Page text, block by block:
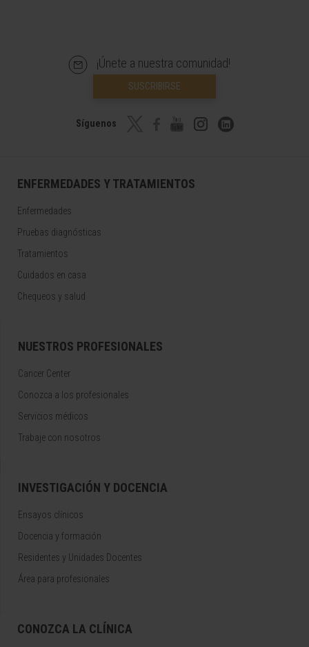
¡Únete a nuestra comunidad!
SUSCRIBIRSE
Síguenos
ENFERMEDADES Y TRATAMIENTOS
Enfermedades
Pruebas diagnósticas
Tratamientos
Cuidados en casa
Chequeos y salud
NUESTROS PROFESIONALES
Cancer Center
Conozca a los profesionales
Servicios médicos
Trabaje con nosotros
INVESTIGACIÓN Y DOCENCIA
Ensayos clínicos
Docencia y formación
Residentes y Unidades Docentes
Área para profesionales
CONOZCA LA CLÍNICA